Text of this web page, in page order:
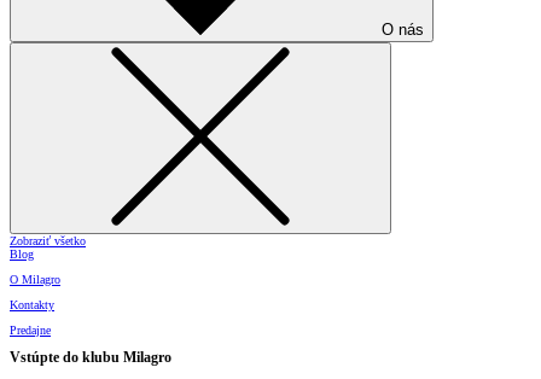
O nás
Zobraziť všetko
Blog
O Milagro
Kontakty
Predajne
Vstúpte do klubu Milagro